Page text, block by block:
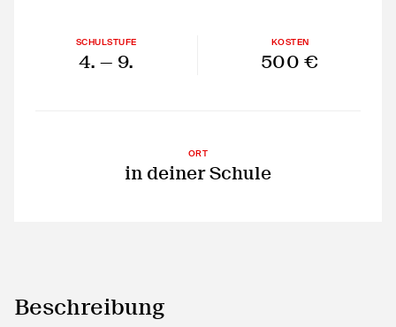
SCHULSTUFE
4. — 9.
KOSTEN
500 €
ORT
in deiner Schule
Beschreibung